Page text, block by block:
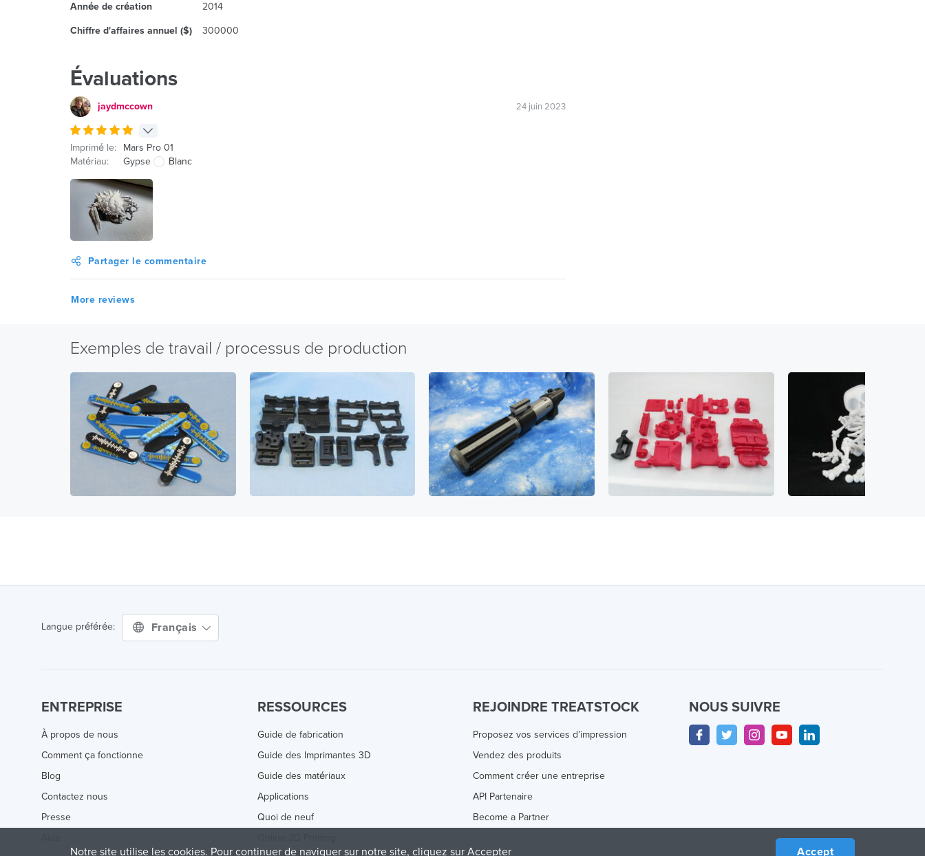
Année de création 2014
Chiffre d'affaires annuel ($) 300000
Évaluations
jaydmccown 24 juin 2023
Imprimé le:
Mars Pro 01
Matériau:
Gypse Blanc
Partager le commentaire
More reviews
Exemples de travail / processus de production
Langue préférée: Français
ENTREPRISE
À propos de nous
Comment ça fonctionne
Blog
Contactez nous
Presse
RESSOURCES
Guide de fabrication
Guide des Imprimantes 3D
Guide des matériaux
Applications
Quoi de neuf
REJOINDRE TREATSTOCK
Proposez vos services d’impression
Vendez des produits
Comment créer une entreprise
API Partenaire
Become a Partner
NOUS SUIVRE
Notre site utilise les cookies. Pour continuer de naviguer sur notre site, cliquez sur Accepter Accept